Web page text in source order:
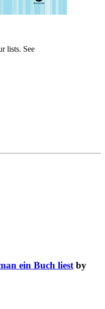
lists. See
ein Buch liestby